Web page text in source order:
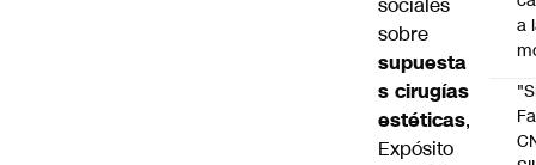
sobre
supuesta
s cirugías
estéticas,
Expósito
a